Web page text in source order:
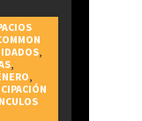
a la
,
,
,